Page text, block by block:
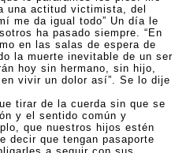
una actitud victimista, del
me da igual todo” Un día le
ha pasado siempre. “En
en las salas de espera de
la muerte inevitable de un ser
hoy sin hermano, sin hijo,
vivir un dolor así”. Se lo dije
tirar de la cuerda sin que se
y el sentido común y
que nuestros hijos estén
decir que tengan pasaporte